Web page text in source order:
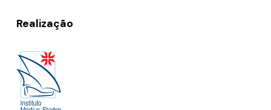
Realização